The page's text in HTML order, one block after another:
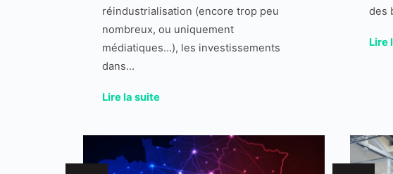
réindustrialisation (encore trop peu
nombreux, ou uniquement
médiatiques…), les investissements
dans...
Lire la suite
des
Lire